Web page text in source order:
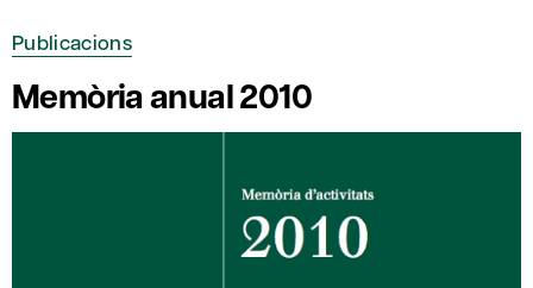
Publicacions
Memòria anual 2010